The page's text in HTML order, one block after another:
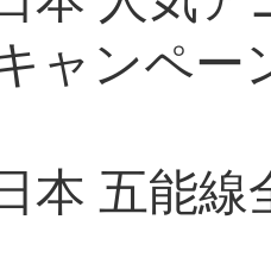
ャンペー
本 五能